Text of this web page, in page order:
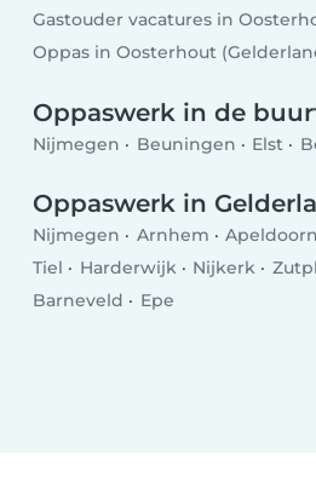
Gastouder vacatures in
Oppas in Oosterhout
Oppaswerk in de
Nijmegen Beuningen Elst
Oppaswerk in
Nijmegen Arnhem Apeldoorn
Tiel
Harderwijk Nijkerk
Barneveld
Epe